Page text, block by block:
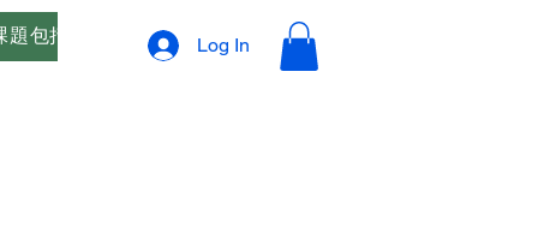
包括支援 オリジナルブレンド精油 ご相談窓口
Log In